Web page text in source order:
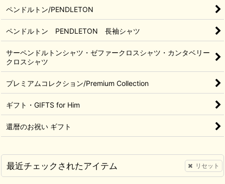
ペンドルトン/PENDLETON
ペンドルトン PENDLETON 長袖シャツ
サーペンドルトンシャツ・ゼファークロスシャツ・カンタベリー
クロスシャツ
プレミアムコレクション/Premium Collection
ギフト・GIFTS for Him
還暦のお祝い ギフト
最近チェックされたアイテム リセット